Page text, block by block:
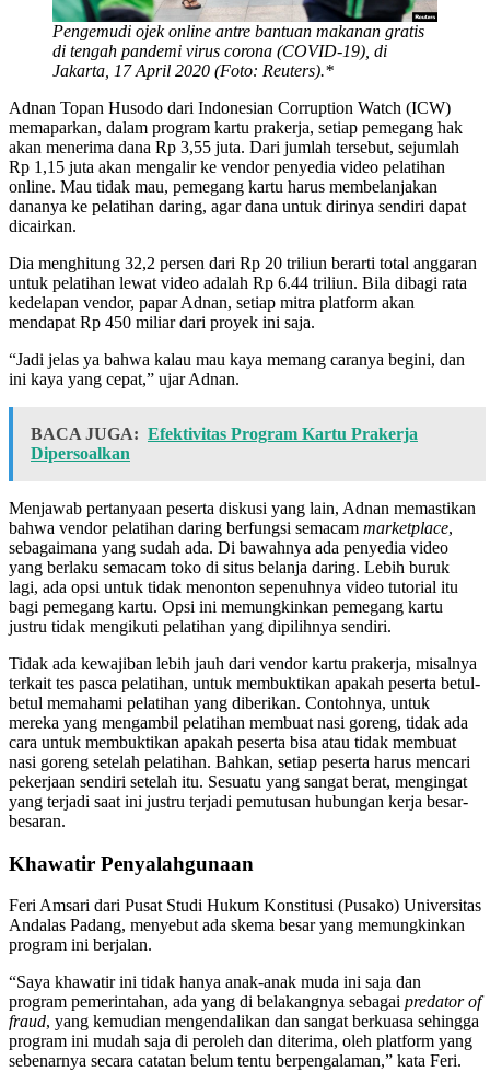
Pengemudi ojek online antre bantuan makanan gratis
di tengah pandemi virus corona (COVID-19), di
Jakarta, 17 April 2020 (Foto: Reuters).*
Adnan Topan Husodo dari Indonesian Corruption Watch (ICW)
memaparkan, dalam program kartu prakerja, setiap pemegang hak
akan menerima dana Rp 3,55 juta. Dari jumlah tersebut, sejumlah
Rp 1,15 juta akan mengalir ke vendor penyedia video pelatihan
online. Mau tidak mau, pemegang kartu harus membelanjakan
dananya ke pelatihan daring, agar dana untuk dirinya sendiri dapat
dicairkan.
Dia menghitung 32,2 persen dari Rp 20 triliun berarti total anggaran
untuk pelatihan lewat video adalah Rp 6.44 triliun. Bila dibagi rata
kedelapan vendor, papar Adnan, setiap mitra platform akan
mendapat Rp 450 miliar dari proyek ini saja.
“Jadi jelas ya bahwa kalau mau kaya memang caranya begini, dan
ini kaya yang cepat,” ujar Adnan.
BACA JUGA: Efektivitas Program Kartu Prakerja
Dipersoalkan
Menjawab pertanyaan peserta diskusi yang lain, Adnan memastikan
bahwa vendor pelatihan daring berfungsi semacam marketplace,
sebagaimana yang sudah ada. Di bawahnya ada penyedia video
yang berlaku semacam toko di situs belanja daring. Lebih buruk
lagi, ada opsi untuk tidak menonton sepenuhnya video tutorial itu
bagi pemegang kartu. Opsi ini memungkinkan pemegang kartu
justru tidak mengikuti pelatihan yang dipilihnya sendiri.
Tidak ada kewajiban lebih jauh dari vendor kartu prakerja, misalnya
terkait tes pasca pelatihan, untuk membuktikan apakah peserta betul-
betul memahami pelatihan yang diberikan. Contohnya, untuk
mereka yang mengambil pelatihan membuat nasi goreng, tidak ada
cara untuk membuktikan apakah peserta bisa atau tidak membuat
nasi goreng setelah pelatihan. Bahkan, setiap peserta harus mencari
pekerjaan sendiri setelah itu. Sesuatu yang sangat berat, mengingat
yang terjadi saat ini justru terjadi pemutusan hubungan kerja besar-
besaran.
Khawatir Penyalahgunaan
Feri Amsari dari Pusat Studi Hukum Konstitusi (Pusako) Universitas
Andalas Padang, menyebut ada skema besar yang memungkinkan
program ini berjalan.
“Saya khawatir ini tidak hanya anak-anak muda ini saja dan
program pemerintahan, ada yang di belakangnya sebagai predator of
fraud, yang kemudian mengendalikan dan sangat berkuasa sehingga
program ini mudah saja di peroleh dan diterima, oleh platform yang
sebenarnya secara catatan belum tentu berpengalaman,” kata Feri.